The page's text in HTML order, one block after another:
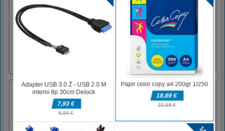
Grumpy Halloween Cats Jigsaw
Eden od simbolov noči čarovnic, mačke so
hkrati čemerne in grde ter malce strašljive,
kajne? V tej zabavni ugankarski igri boste
skupaj našli 12 različnih čemernih mačk in
zelo zabavno bo vsako od njih znova
sestaviti.Levi klik ali dotik
Čudovit pobeg morskega prašička
Games4King Escape Games vam prinaša to
točko in klik najnovejše nove igre za pobeg iz
sobe, še posebej za ljubitelje pobegov.